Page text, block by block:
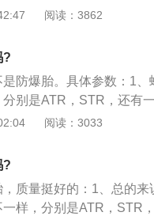
此开始了第二轮扩张计划
提供轮胎，其中包括奥
零部件，关系到车辆能
用需要及时的轮胎进行
阅读：3862
?
防爆胎。具体参数：1
别是ATR，STR，还有
思就是不论春夏秋还是雪
路面。适合越野车和城
的绿色不保轮胎，用的
城市SUV。
阅读：3033
?
质量挺好的：1、总的
样，分别是ATR，STR